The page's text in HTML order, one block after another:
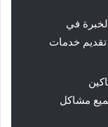
في
خدمات
مشاكل